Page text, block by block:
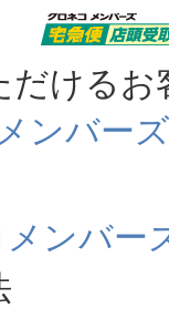
けるお
ンバーズ
ンバー